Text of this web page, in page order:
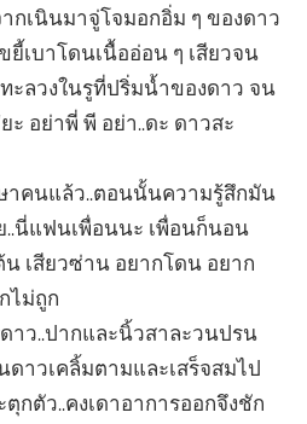
กเนินมาจู่โจมอกอิ่ม ๆ ของดาว
ยี้เบาโดนเนื้ออ่อน ๆ เสียวจน
ะลวงในรูที่ปริ่มน้ำของดาว จน
ะ อย่าพี่ พี อย่า..ดะ ดาวสะ
าคนแล้ว..ตอนนั้นความรู้สึกมัน
..นี่แฟนเพื่อนนะ เพื่อนก็นอน
เสียวซ่าน อยากโดน อยาก
ไม่ถูก
าว..ปากและนิ้วสาละวนปรน
ดาวเคลิ้มตามและเสร็จสมไป
กตัว..คงเดาอาการออกจึงชัก